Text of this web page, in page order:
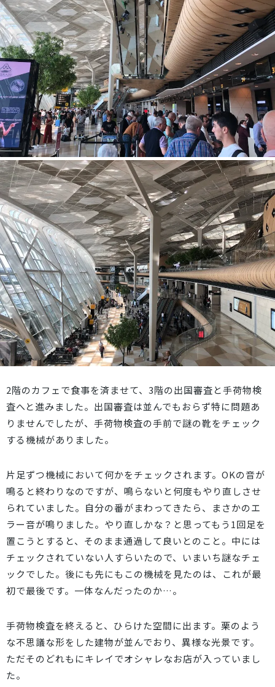
2階のカフェで食事を済ませて、3階の出国審査と手荷物検
査へと進みました。出国審査は並んでもおらず特に問題あ
りませんでしたが、手荷物検査の手前で謎の靴をチェック
する機械がありました。
片足ずつ機械において何かをチェックされます。OKの音が
鳴ると終わりなのですが、鳴らないと何度もやり直しさせ
られていました。自分の番がまわってきたら、まさかのエ
ラー音が鳴りました。やり直しかな？と思ってもう1回足を
置こうとすると、そのまま通過して良いとのこと。中には
チェックされていない人すらいたので、いまいち謎なチェ
ックでした。後にも先にもこの機械を見たのは、これが最
初で最後です。一体なんだったのか…。
手荷物検査を終えると、ひらけた空間に出ます。栗のよう
な不思議な形をした建物が並んでおり、異様な光景です。
ただそのどれもにキレイでオシャレなお店が入っていまし
た。